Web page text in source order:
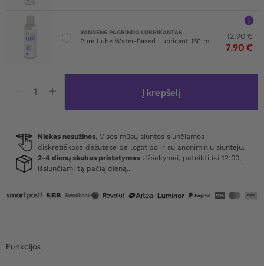
VANDENS PAGRINDO LUBRIKANTAS
Pure Lube Water-Based Lubricant 150 ml
12.90€
7.90 €
kiekis:
Testa
Tidigt
1st
Į krepšelį
Niekas nesužinos, Visos mūsų siuntos siunčiamos
diskretiškose dėžutėse be logotipo ir su anoniminiu siuntėju.
2-4 dienų skubus pristatymas Užsakymai, pateikti iki 12:00,
išsiunčiami tą pačią dieną..
Funkcijos